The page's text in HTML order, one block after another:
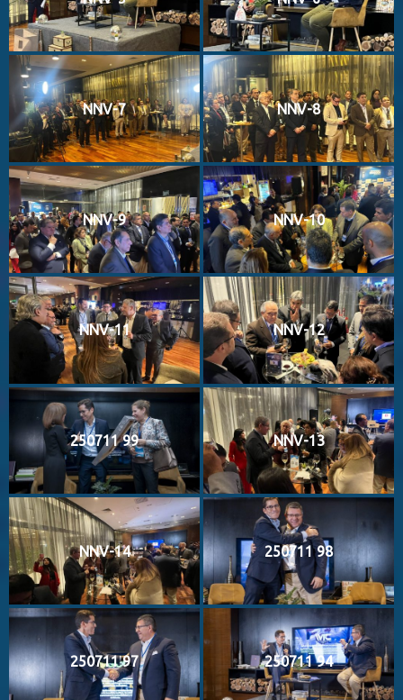
NNV-7 NNV-8
NNV-9 NNV-10
NNV-11 NNV-12
250711 99 NNV-13
NNV-14 250711 98
250711 97 250711 94